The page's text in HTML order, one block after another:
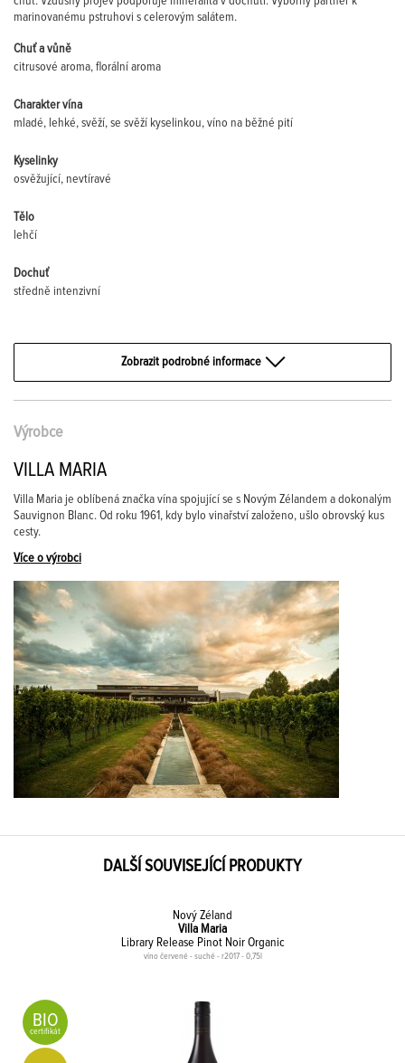
marinovanému pstruhovi s celerovým salátem.
Chuť a vůně
citrusové aroma, florální aroma
Charakter vína
mladé, lehké, svěží, se svěží kyselinkou, víno na běžné pití
Kyselinky
osvěžující, nevtíravé
Tělo
lehčí
Dochuť
středně intenzivní
Zobrazit podrobné informace
Výrobce
VILLA MARIA
Villa Maria je oblíbená značka vína spojující se s Novým Zélandem a dokonalým
Sauvignon Blanc. Od roku 1961, kdy bylo vinařství založeno, ušlo obrovský kus
cesty.
Více o výrobci
DALŠÍ SOUVISEJÍCÍ PRODUKTY
Nový Zéland
Villa Maria
Library Release Pinot Noir Organic
víno červené - suché - r2017 - 0,75l
BIO
certifikát